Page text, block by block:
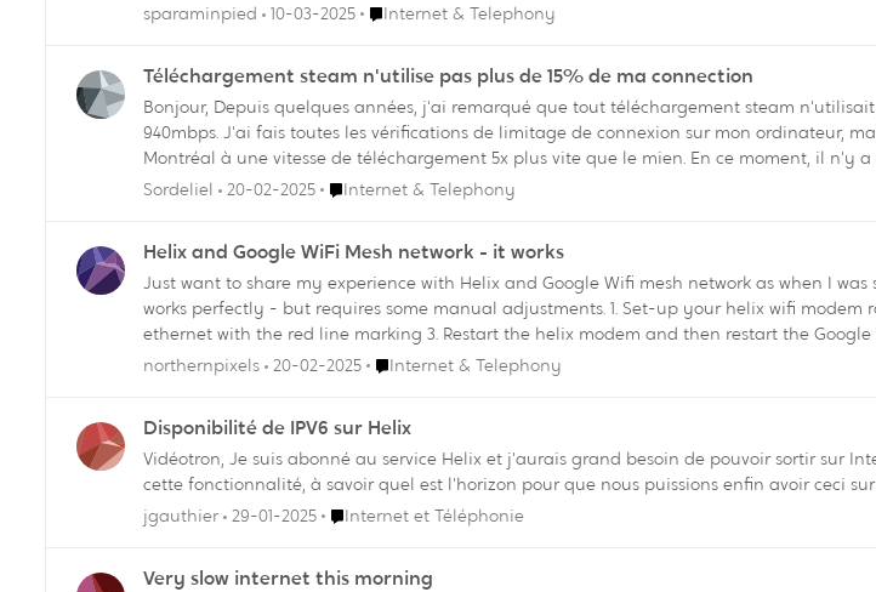
sparaminpied 10-03-2025 Endroit Internet & Telephony
Internet & Telephony
Téléchargement steam n'utilise pas plus de 15% de ma connection
Bonjour, Depuis quelques années, j'ai remarqué que tout téléchargement steam n'utilisait pas plus de 140mbps, alors que ma connection était de 400mbps et maintenant
940mbps. J'ai fais toutes les vérifications de limitage de connexion sur mon ordinateur,
Montréal à une vitesse de téléchargement 5x plus vite que le mien. En ce moment, il
Sordeliel
20-02-2025 Endroit Internet & Telephony
Internet & Telephony
Helix and Google WiFi Mesh network - it works
Just want to share my experience with Helix and Google Wifi mesh network as when I
works perfectly - but requires some manual adjustments. 1. Set-up your helix wifi modem router using the app 2. Connect your Main Google wifi point to the Helix router
ethernet with the red line marking 3. Restart the helix modem and then restart the Google wifi main point 4. Both HELIX and your Google wifi networks will now work at the
same time which means you do not need to migrate all of your devices to a new network 5. Bridge Mode to ONLY have your google wifi network (and close the Helix wifi
northernpixels 20-02-2025 Endroit Internet & Telephony
Internet & Telephony
Disponibilité de IPV6 sur Helix
Vidéotron, Je suis abonné au service Helix et j'aurais grand besoin de pouvoir sortir sur Internet (WAN) en IPV6. Est-ce que vous pourriez nous partager vos plans à l'égard de
jgauthier
29-01-2025 Endroit Internet et Téléphonie
Internet et Téléphonie
Very slow internet this morning